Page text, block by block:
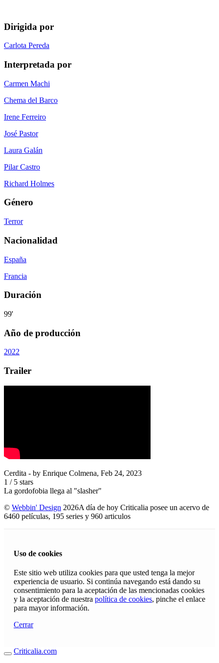
Dirigida por
Carlota Pereda
Interpretada por
Carmen Machi
Chema del Barco
Irene Ferreiro
José Pastor
Laura Galán
Pilar Castro
Richard Holmes
Género
Terror
Nacionalidad
España
Francia
Duración
99'
Año de producción
2022
Trailer
Cerdita - by Enrique Colmena, Feb 24, 2023
1 / 5 stars
La gordofobia llega al "slasher"
© Webbin' Design 2026A día de hoy Criticalia posee un acervo de
6460 películas, 195 series y 960 articulos
Uso de cookies
Este sitio web utiliza cookies para que usted tenga la mejor
experiencia de usuario. Si continúa navegando está dando su
consentimiento para la aceptación de las mencionadas cookies
y la aceptación de nuestra política de cookies, pinche el enlace
para mayor información.
Cerrar
Criticalia.com